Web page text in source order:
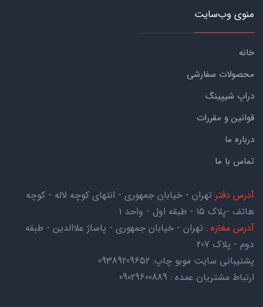
منوی وب‌سایت
خانه
محصولات سفارشی
دراپ شیپینگ
قوانین و مقررات
درباره ما
تماس با ما
آدرس دفتر تهران - خیابان جمهوری - انتهای کوچه لاله - کوچه
هاتف -پلاک ۱۵ - طبقه اول - واحد ۱
آدرس مغازه : تهران - خیابان جمهوری - پاساژ علاالدین - طبقه
دوم - پلاک 207
پشتیبانی سایت موبو چاپ: 09389209652
ارتباط مشتریان عمده : 09029600889